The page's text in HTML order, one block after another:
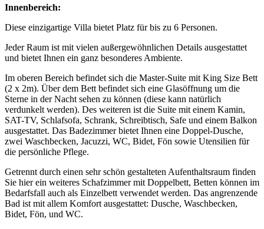
Innenbereich:
Diese einzigartige Villa bietet Platz für bis zu 6 Personen.
Jeder Raum ist mit vielen außergewöhnlichen Details ausgestattet
und bietet Ihnen ein ganz besonderes Ambiente.
Im oberen Bereich befindet sich die Master-Suite mit King Size Bett
(2 x 2m). Über dem Bett befindet sich eine Glasöffnung um die
Sterne in der Nacht sehen zu können (diese kann natürlich
verdunkelt werden). Des weiteren ist die Suite mit einem Kamin,
SAT-TV, Schlafsofa, Schrank, Schreibtisch, Safe und einem Balkon
ausgestattet. Das Badezimmer bietet Ihnen eine Doppel-Dusche,
zwei Waschbecken, Jacuzzi, WC, Bidet, Fön sowie Utensilien für
die persönliche Pflege.
Getrennt durch einen sehr schön gestalteten Aufenthaltsraum finden
Sie hier ein weiteres Schafzimmer mit Doppelbett, Betten können im
Bedarfsfall auch als Einzelbett verwendet werden. Das angrenzende
Bad ist mit allem Komfort ausgestattet: Dusche, Waschbecken,
Bidet, Fön, und WC.